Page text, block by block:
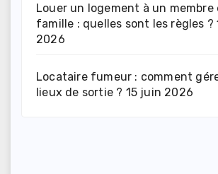
Louer un logement à un membre
famille : quelles sont les règles ?
2026
Locataire fumeur : comment
lieux de sortie ? 15 juin 2026